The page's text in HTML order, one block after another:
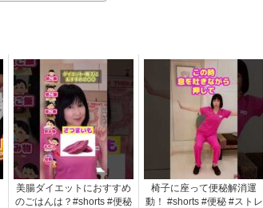
美腸ダイエットにおすすめ
のごはんは？#shorts #便秘
椅子に座って便秘解消運
動！ #shorts #便秘 #ストレ